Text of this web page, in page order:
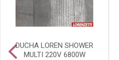
DUCHA LOREN SHOWER
MULTI 220V 6800W